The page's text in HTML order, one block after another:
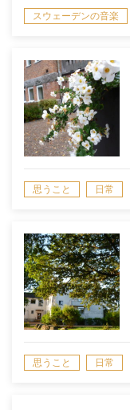
スウェーデンの音楽
思うこと 日常
思うこと 日常